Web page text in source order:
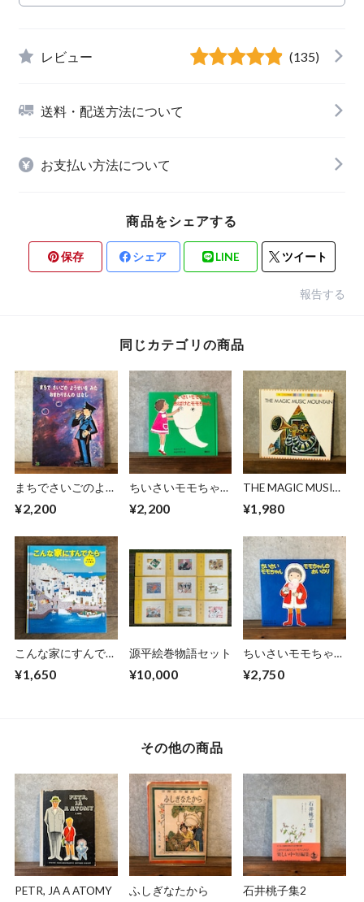
レビュー (135)
送料・配送方法について
お支払い方法について
商品をシェアする
保存 シェア LINE ツイート
報告する
同じカテゴリの商品
まちでさいごのよう
さんのはなし
¥2,200
ちいさいモモちゃ
ゃん
¥2,200
THE MAGIC MUSIC
¥1,980
こんな家にすんでた
¥1,650
源平絵巻物語セット
¥10,000
ちいさいモモちゃ
いのり
¥2,750
その他の商品
PETR, JA A ATOMY ふしぎなたから 石井桃子集2